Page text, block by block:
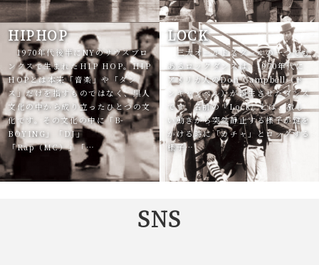
HIPHOP
1970年代後半にNYのサウスブロ
ンクスで生まれたHIP HOP。HIP
HOPとは本来「音楽」や「ダン
ス」だけを指すものではなく、黒人
文化の中から成り立ったひとつの文
化です。その文化の中に「B-
BOYING」「DJ」
「Rap（MC）」「…
LOCK
三大オールドスクールの一つでも
あるロックダンスは、1970年代に
アメリカ人のDon Campbell（ド
ンキャンベル）が誕生させたダンス
です。名前の『Lock』とは、激し
い動きから突然静止する様子が鍵を
かける時に「カチャ」とロックする
様子…
SNS